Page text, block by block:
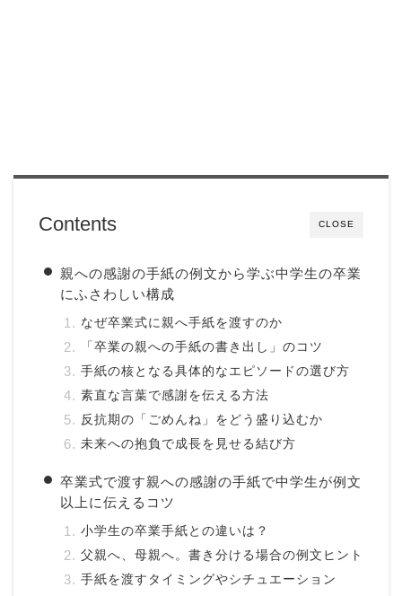
CLOSE
Contents
親への感謝の手紙の例文から学ぶ中学生の卒業
にふさわしい構成
なぜ卒業式に親へ手紙を渡すのか
「卒業の親への手紙の書き出し」のコツ
手紙の核となる具体的なエピソードの選び方
素直な言葉で感謝を伝える方法
反抗期の「ごめんね」をどう盛り込むか
未来への抱負で成長を見せる結び方
卒業式で渡す親への感謝の手紙で中学生が例文
以上に伝えるコツ
小学生の卒業手紙との違いは？
父親へ、母親へ。書き分ける場合の例文ヒント
手紙を渡すタイミングやシチュエーション